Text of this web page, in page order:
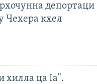
депортаци
Чехера кхел
хилла ца Iа".